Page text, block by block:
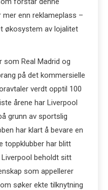
enn reklameplass –
økosystem av lojalitet
som Real Madrid og
på det kommersielle
verdt opptil 100
årene har Liverpool
grunn av sportslig
har klart å bevare en
toppklubber har blitt
Liverpool beholdt sitt
som appellerer
søker ekte tilknytning